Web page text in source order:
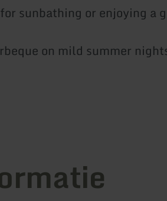
sunbathing or enjoying a
on mild summer